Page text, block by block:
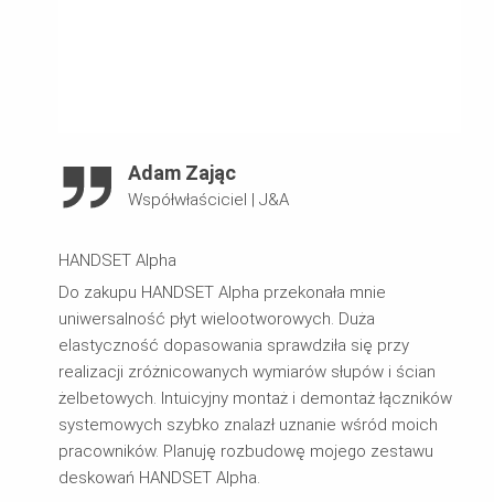
Adam Zając
Współwłaściciel | J&A
HANDSET Alpha
Do zakupu HANDSET Alpha przekonała mnie
uniwersalność płyt wielootworowych. Duża
elastyczność dopasowania sprawdziła się przy
realizacji zróżnicowanych wymiarów słupów i ścian
żelbetowych. Intuicyjny montaż i demontaż łączników
systemowych szybko znalazł uznanie wśród moich
pracowników. Planuję rozbudowę mojego zestawu
deskowań HANDSET Alpha.